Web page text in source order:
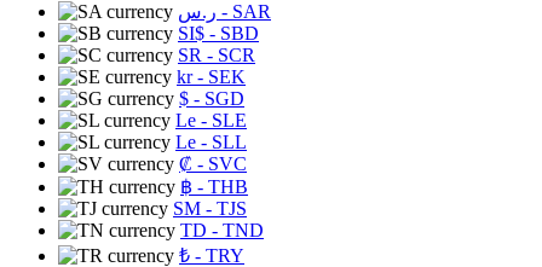
ر.س - SAR
SI$ - SBD
SR - SCR
kr- SEK
$ - SGD
Le - SLE
Le - SLL
₡ - SVC
฿ - THB
ЅМ - TJS
TD - TND
₺ - TRY